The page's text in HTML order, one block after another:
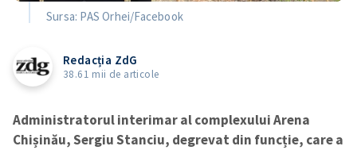
Sursa: PAS Orhei/Facebook
Redacția ZdG
38.61 mii de articole
Administratorul interimar al complexului Arena
Chișinău, Sergiu Stanciu, degrevat din funcție, care a